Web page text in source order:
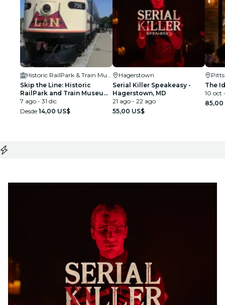
Skip the Line: Historic
RailPark and Train Museum
Ticket with Guided Tour
7 ago - 31 dic
Desde 14,00 US$
Hagerstown
Serial Killer Speakeasy -
Hagerstown, MD
21 ago - 22 ago
55,00 US$
The
10 oct
85,00